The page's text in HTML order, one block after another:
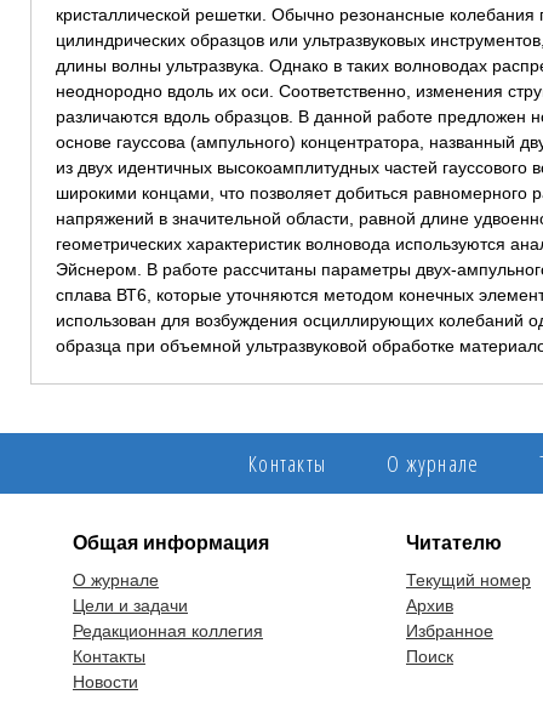
кристаллической решетки. Обычно резонансные колебания
цилиндрических образцов или ультразвуковых
длины волны ультразвука. Однако в таких волноводах
неоднородно вдоль их оси. Соответственно, изменения
различаются вдоль образцов. В данной работе предложен
основе гауссова (ампульного) концентратора, названный
из двух идентичных высокоамплитудных частей
широкими концами, что позволяет добиться
напряжений в значительной области, равной длине
геометрических характеристик волновода используются
Эйснером. В работе рассчитаны параметры двух-
сплава ВТ6, которые уточняются методом конечных
использован для возбуждения осциллирующих колебаний
образца при объемной ультразвуковой обработке
Контакты О журнале
Общая информация
О журнале
Цели и задачи
Редакционная коллегия
Контакты
Новости
Читателю
Текущий номер
Архив
Избранное
Поиск